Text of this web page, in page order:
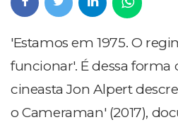
'Estamos em 1975. O
funcionar'. É dessa forma
cineasta Jon Alpert
o Cameraman' (2017),